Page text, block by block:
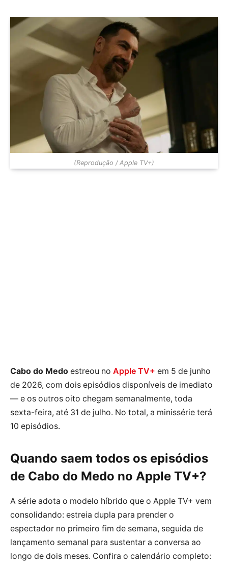
(Reprodução / Apple TV+)
Cabo do Medo estreou no Apple TV+ em 5 de junho
de 2026, com dois episódios disponíveis de imediato
— e os outros oito chegam semanalmente, toda
sexta-feira, até 31 de julho. No total, a minissérie terá
10 episódios.
Quando saem todos os episódios
de Cabo do Medo no Apple TV+?
A série adota o modelo híbrido que o Apple TV+ vem
consolidando: estreia dupla para prender o
espectador no primeiro fim de semana, seguida de
lançamento semanal para sustentar a conversa ao
longo de dois meses. Confira o calendário completo: